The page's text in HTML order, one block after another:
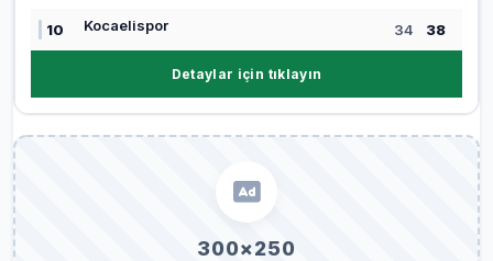
10 Kocaelispor 34 38
Detaylar için tıklayın
300×250